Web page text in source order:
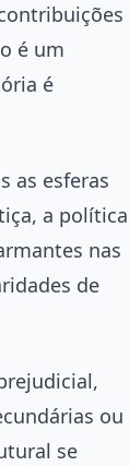
é um
é
as esferas
a política
nas
de
ou
se